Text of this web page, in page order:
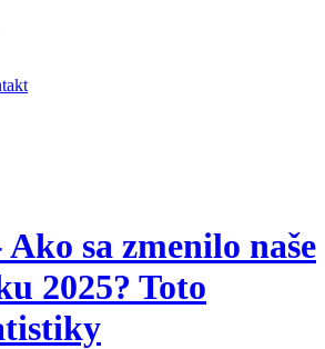
sa zmenilo naše
2025? Toto